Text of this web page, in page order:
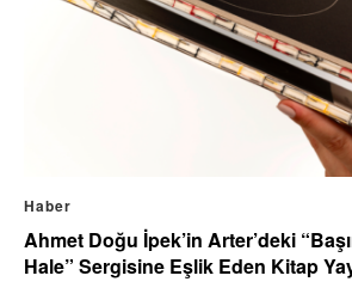
Haber
Ahmet Doğu İpek’in Arter’deki
Hale” Sergisine Eşlik Eden Kitap